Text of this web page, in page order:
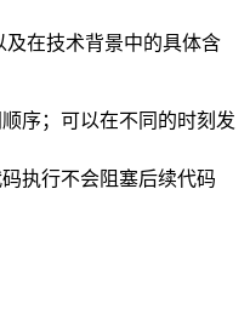
在技术背景中的具体含
序；可以在不同的时刻发
执行不会阻塞后续代码